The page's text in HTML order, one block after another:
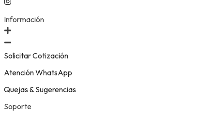
Información
Solicitar Cotización
Atención WhatsApp
Quejas & Sugerencias
Soporte